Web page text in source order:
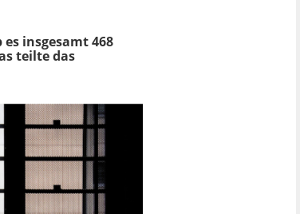
insgesamt 468
teilte das